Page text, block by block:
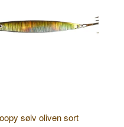
sølv oliven sort